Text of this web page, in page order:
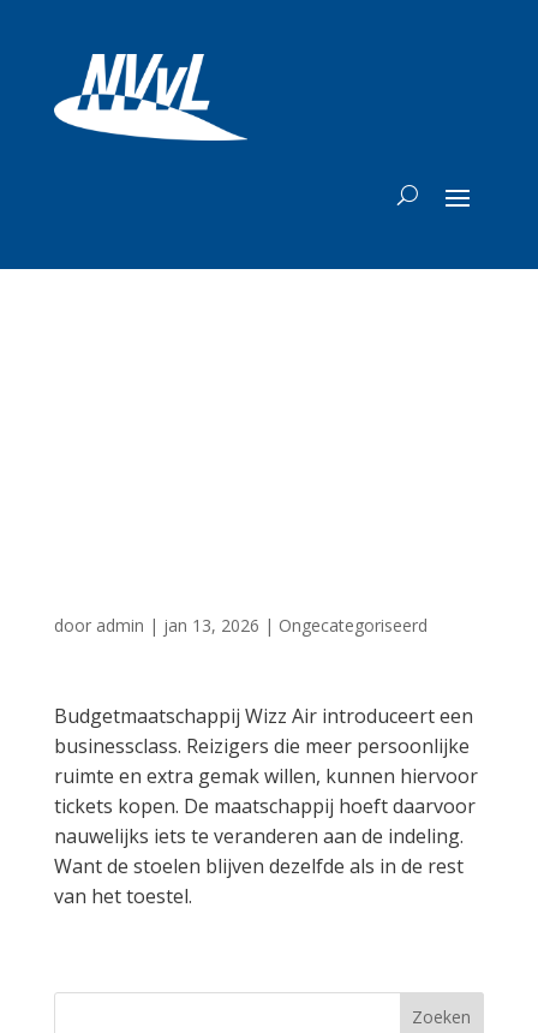
door admin | jan 13, 2026 | Ongecategoriseerd
Budgetmaatschappij Wizz Air introduceert een
businessclass. Reizigers die meer persoonlijke
ruimte en extra gemak willen, kunnen hiervoor
tickets kopen. De maatschappij hoeft daarvoor
nauwelijks iets te veranderen aan de indeling.
Want de stoelen blijven dezelfde als in de rest
van het toestel.
Zoeken